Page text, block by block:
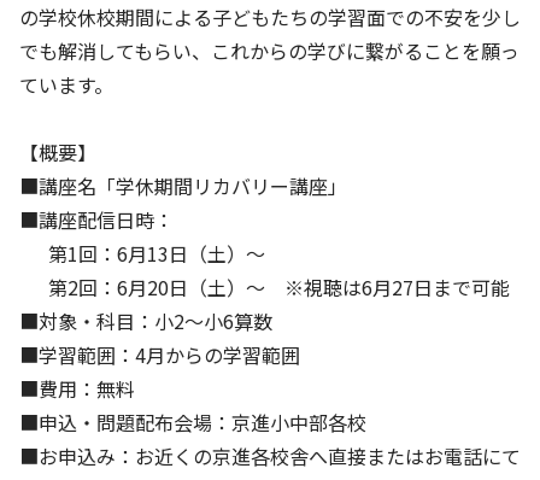
基本方針
安全と安心への取り組み
活動報告
お客様相談センター
メッセージアーカイブス
の学校休校期間による子どもたちの学習面での不安を少し
でも解消してもらい、これからの学びに繋がることを願っ
ています。
【概要】
■講座名「学休期間リカバリー講座」
■講座配信日時：
第1回：6月13日（土）～
第2回：6月20日（土）～ ※視聴は6月27日まで可能
■対象・科目：小2～小6算数
■学習範囲：4月からの学習範囲
■費用：無料
■申込・問題配布会場：京進小中部各校
■お申込み：お近くの京進各校舎へ直接またはお電話にて